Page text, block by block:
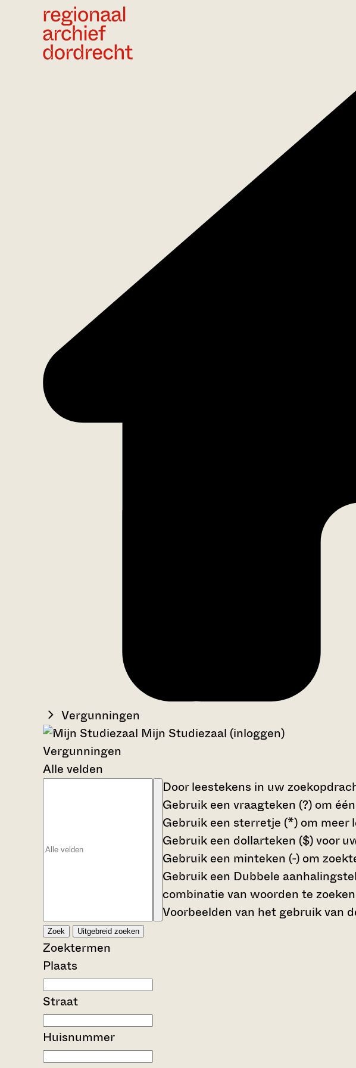
Vergunningen
Mijn Studiezaal (inloggen)
Vergunningen
Alle velden
Door leestekens in uw
Gebruik een vraagteken (?) om
Gebruik een sterretje (*) om meer
Gebruik een dollarteken ($)voor
Gebruik een minteken (-) om
Gebruik een Dubbele
combinatie van woorden te
Voorbeelden van het gebruik van
Zoek Uitgebreid zoeken
Zoektermen
Plaats
Straat
Huisnummer